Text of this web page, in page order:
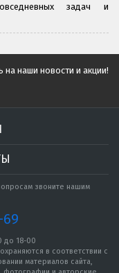
задач и
на наши новости и акции!
звоните нашим
69
до 18-00
в соответствии с
материалов сайта,